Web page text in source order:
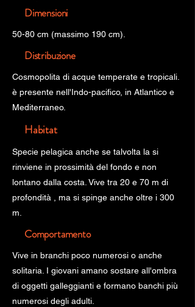
Dimensioni
50-80 cm (massimo 190 cm).
Distribuzione
Cosmopolita di acque temperate e tropicali.
è presente nell'Indo-pacifico, in Atlantico e
Mediterraneo.
Habitat
Specie pelagica anche se talvolta la si
rinviene in prossimità del fondo e non
lontano dalla costa. Vive tra 20 e 70 m di
profondità , ma si spinge anche oltre i 300
m.
Comportamento
Vive in branchi poco numerosi o anche
solitaria. I giovani amano sostare all'ombra
di oggetti galleggianti e formano banchi più
numerosi degli adulti.